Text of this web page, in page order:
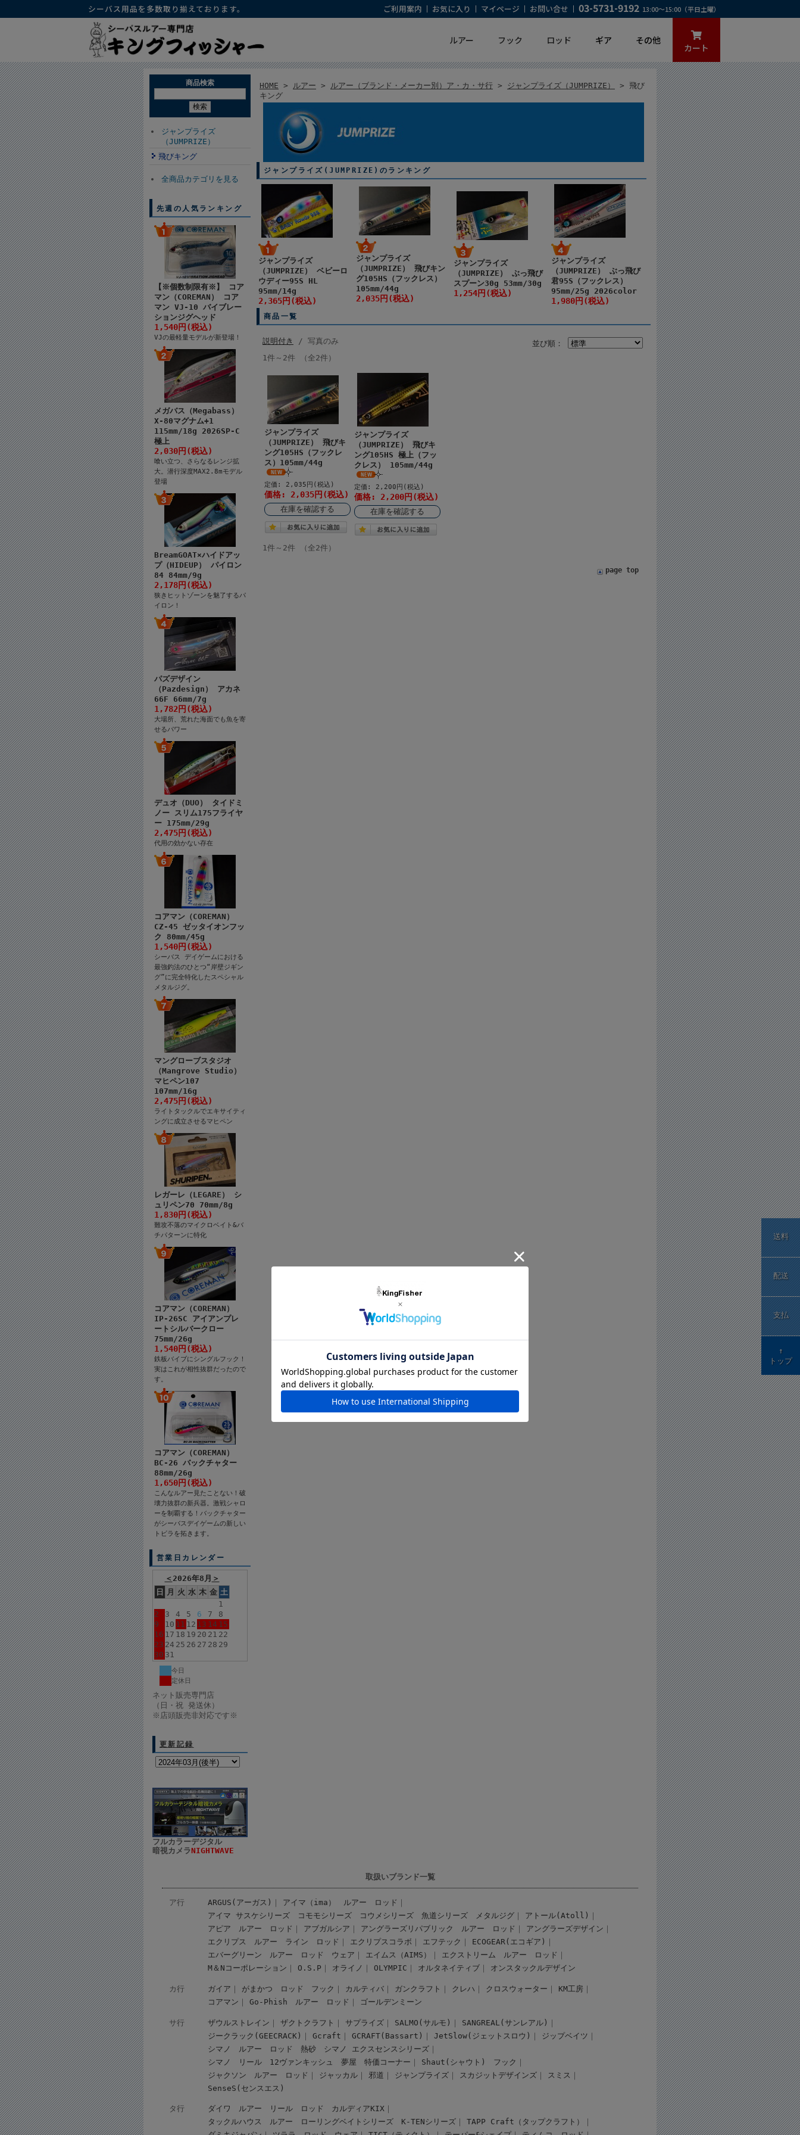
シーバス用品を多数取り揃えております。 ご利用案内 お気に入り マイページ お問い合せ 03-5731-9192 13:00～15:00（平日土曜）
ルアー フック ロッド ギア その他
カート
商品検索
ジャンプライズ
（JUMPRIZE）
飛びキング
全商品カテゴリを見る
先週の人気ランキング
【※個数制限有※】 コア
マン（COREMAN） コア
マン VJ-10 バイブレー
ションジグヘッド
1,540円(税込)
VJの最軽量モデルが新登場！
メガバス（Megabass）
X-80マグナム+1
115mm/18g 2026SP-C
極上
2,030円(税込)
喰い立つ、さらなるレンジ拡
大。潜行深度MAX2.8mモデル
登場
BreamGOAT×ハイドアッ
プ（HIDEUP） パイロン
84 84mm/9g
2,178円(税込)
狭きヒットゾーンを魅了するパ
イロン！
パズデザイン
（Pazdesign） アカネ
66F 66mm/7g
1,782円(税込)
大場所、荒れた海面でも魚を寄
せるパワー
デュオ（DUO） タイドミ
ノー スリム175フライヤ
ー 175mm/29g
2,475円(税込)
代用の効かない存在
コアマン（COREMAN）
CZ-45 ゼッタイオンフッ
ク 80mm/45g
1,540円(税込)
シーバス デイゲームにおける
最強釣法のひとつ“岸壁ジギン
グ”に完全特化したスペシャル
メタルジグ。
マングローブスタジオ
（Mangrove Studio）
マヒペン107
107mm/16g
2,475円(税込)
ライトタックルでエキサイティ
ングに成立させるマヒペン
レガーレ（LEGARE） シ
ュリペン70 70mm/8g
1,830円(税込)
難攻不落のマイクロベイト&バ
チパターンに特化
コアマン（COREMAN）
IP-26SC アイアンプレ
ートシルバークロー
75mm/26g
1,540円(税込)
鉄板バイブにシングルフック！
実はこれが相性抜群だったので
す。
コアマン（COREMAN）
BC-26 バックチャター
88mm/26g
1,650円(税込)
こんなルアー見たことない！破
壊力抜群の新兵器。激戦シャロ
ーを制覇する！バックチャター
がシーバスデイゲームの新しい
トビラを拓きます。
営業日カレンダー
＜ 2026年8月 ＞
日
月 火 水 木 金 土
1
2
3 4 5 6 7
8
9
10 11 12 13 14 15
16 17 18 19 20 21 22
23 24 25 26 27 28 29
30 31
今日
定休日
ネット販売専門店
（日・祝 発送休）
※店頭販売非対応です※
更新記録
フルカラーデジタル
暗視カメラNIGHTWAVE
HOME > ルアー > ルアー（ブランド・メーカー別）ア・カ・サ行 > ジャンプライズ（JUMPRIZE）
> 飛び
キング
ジャンプライズ(JUMPRIZE)のランキング
ジャンプライズ
（JUMPRIZE） ベビーロ
ウディー95S HL
95mm/14g
2,365円(税込)
ジャンプライズ
（JUMPRIZE） 飛びキン
グ105HS（フックレス）
105mm/44g
2,035円(税込)
ジャンプライズ
（JUMPRIZE） ぶっ飛び
スプーン30g 53mm/30g
1,254円(税込)
ジャンプライズ
（JUMPRIZE） ぶっ飛び
君95S（フックレス）
95mm/25g 2026color
1,980円(税込)
商品一覧
並び順：
説明付き
/ 写真のみ
1件～2件 （全2件）
ジャンプライズ
（JUMPRIZE） 飛びキ
ング105HS（フックレ
ス）105mm/44g
定価: 2,035円(税込)
価格: 2,035円(税込)
在庫を確認する
ジャンプライズ
（JUMPRIZE） 飛びキ
ング105HS 極上（フッ
クレス） 105mm/44g
定価: 2,200円(税込)
価格: 2,200円(税込)
在庫を確認する
1件～2件 （全2件）
page top
取扱いブランド一覧
ア行 ARGUS(アーガス) アイマ（ima） ルアー
ロッド
アイマ サスケシリーズ
コモモシリーズ コウメシリーズ 魚道シリーズ メタルジグ
アトール(Atoll)
アピア ルアー
ロッド アブガルシア アングラーズリパブリック ルアー ロッド
アングラーズデザイン
エクリプス ルアー
ライン ロッド エクリプスコラボ エフテック
ECOGEAR(エコギア)
エバーグリーン ルアー
ロッド ウェア エイムス（AIMS） エクストリーム ルアー
ロッド
M＆Nコーポレーション
O.S.P オライノ OLYMPIC オルタネイティブ オンスタックルデザイン
カ行 ガイア がまかつ ロッド フック カルティバ ガンクラフト クレハ クロスウォーター
KM工房
コアマン
Go-Phish ルアー ロッド ゴールデンミーン
サ行 ザウルストレイン ザクトクラフト サプライズ SALMO(サルモ)
SANGREAL(サンレアル)
ジークラック(GEECRACK)
Gcraft GCRAFT(Bassart) JetSlow(ジェットスロウ)
ジップベイツ
シマノ ルアー
ロッド 熱砂
シマノ エクスセンスシリーズ
シマノ リール
12ヴァンキッシュ 夢屋 特価コーナー Shaut(シャウト)
フック
ジャクソン ルアー
ロッド ジャッカル 邪道 ジャンプライズ スカジットデザインズ
スミス
SenseS(センスエス)
タ行 ダイワ ルアー リール ロッド
カルディアKIX
タックルハウス ルアー
ローリングベイトシリーズ K-TENシリーズ
TAPP Craft（タップクラフト）
送料
配送
支払
↑
トップ